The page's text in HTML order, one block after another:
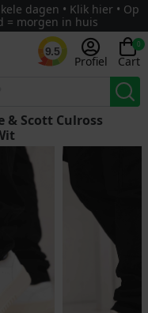
dagen • Klik hier • Op
= morgen in huis
9.5
Profiel
0
Cart
& Scott Culross